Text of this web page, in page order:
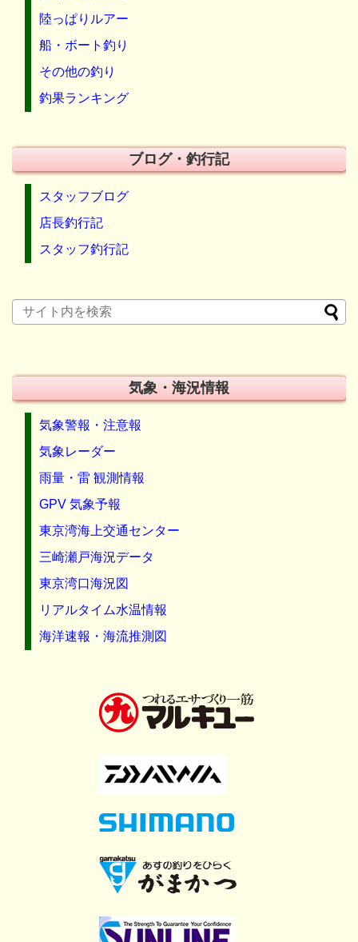
陸っぱりルアー
船・ボート釣り
その他の釣り
釣果ランキング
ブログ・釣行記
スタッフブログ
店長釣行記
スタッフ釣行記
気象・海況情報
気象警報・注意報
気象レーダー
雨量・雷 観測情報
GPV 気象予報
東京湾海上交通センター
三崎瀬戸海況データ
東京湾口海況図
リアルタイム水温情報
海洋速報・海流推測図